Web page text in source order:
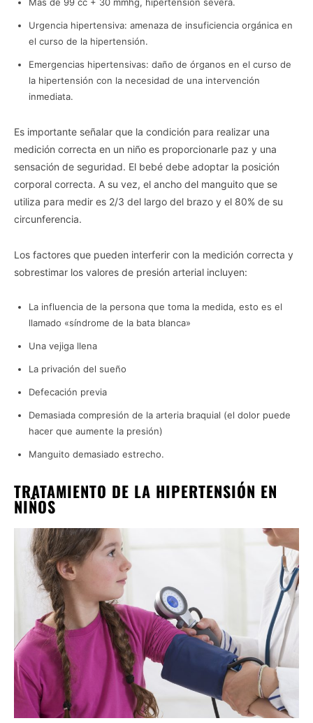
IAB’s list of downstream participants. This information may
also be disclosed by us to third parties on the
Downstream Participants that may further disclose it to other
Personal Data Processing Opt Outs
I want to opt-out of the Sharing of my
personal data.
Opted In
I want to opt-out of the Sale of my
Personal Data.
Opted In
I want to opt-out of processing my
I want to opt-out of Collection, Use,
Purposes for which it was collected.
Opted Out
CONFIRM
Urgencia hipertensiva: amenaza de insuficiencia orgánica en
el curso de la hipertensión.
Emergencias hipertensivas: daño de órganos en el curso de
la hipertensión con la necesidad de una intervención
inmediata.
Es importante señalar que la condición para realizar una
medición correcta en un niño es proporcionarle paz y una
sensación de seguridad. El bebé debe adoptar la posición
corporal correcta. A su vez, el ancho del manguito que se
utiliza para medir es 2/3 del largo del brazo y el 80% de su
circunferencia.
Los factores que pueden interferir con la medición correcta y
sobrestimar los valores de presión arterial incluyen:
La influencia de la persona que toma la medida, esto es el
llamado «síndrome de la bata blanca»
Una vejiga llena
La privación del sueño
Defecación previa
Demasiada compresión de la arteria braquial (el dolor puede
hacer que aumente la presión)
Manguito demasiado estrecho.
TRATAMIENTO DE LA HIPERTENSIÓN EN
NIÑOS